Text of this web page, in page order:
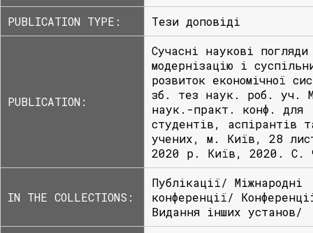
PUBLICATION TYPE:
Тези доповіді
PUBLICATION:
Сучасні наукові
модернізацію і
розвиток економічної
зб. тез наук. роб. уч.
наук.-практ. конф. для
студентів, аспірантів
учених, м. Київ, 28
2020 р. Київ, 2020. С.
IN THE COLLECTIONS:
Публікації/ Міжнародні
конференції/
Видання інших установ/